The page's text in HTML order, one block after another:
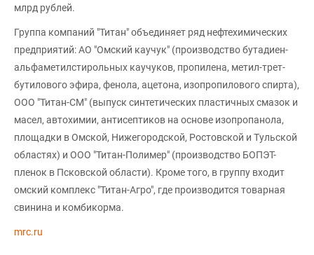
млрд рублей.
Группа компаний "Титан" объединяет ряд нефтехимических
предприятий: АО "Омский каучук" (производство бутадиен-
альфаметилстирольных каучуков, пропилена, метил-трет-
бутилового эфира, фенола, ацетона, изопропилового спирта),
ООО "Титан-СМ" (выпуск синтетических пластичных смазок и
масел, автохимии, антисептиков на основе изопропанола,
площадки в Омской, Нижегородской, Ростовской и Тульской
областях) и ООО "Титан-Полимер" (производство БОПЭТ-
пленок в Псковской области). Кроме того, в группу входит
омский комплекс "Титан-Агро", где производится товарная
свинина и комбикорма.
mrc.ru